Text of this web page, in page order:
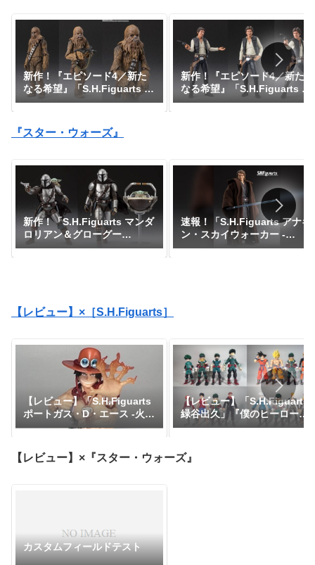
新作！『エピソード4／新た
なる希望』「S.H.Figuarts チ
ューバッカ -Classic Ver.-
Hope）」が予約開始！
新作！『エピソード4／新た
なる希望』「S.H.Figuarts ハ
ン・ソロ -Classic Ver.-
『スター・ウォーズ』
新作！「S.H.Figuarts マンダ
ロリアン＆グローグー
（STAR WARS: The
年5月予定
速報！「S.H.Figuarts アナキ
ン・スカイウォーカー -
Classic Ver.- （STAR WARS:
【レビュー】×［S.H.Figuarts］
【レビュー】「S.H.Figuarts
ポートガス・D・エース -火
拳-」『ワンピース』
【レビュー】「S.H.Figuarts
緑谷出久」『僕のヒーローア
カデミア』
【レビュー】×『スター・ウォーズ』
カスタムフィールドテスト